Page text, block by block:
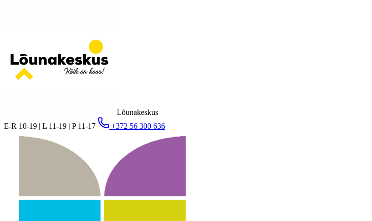
Lõunakeskus
E-R 10-19 | L 11-19 | P 11-17
+372 56 300 636